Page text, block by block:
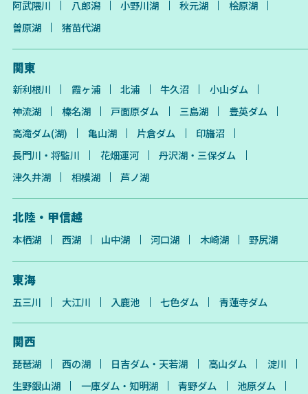
阿武隈川 八郎潟 小野川湖 秋元湖
桧原湖
曽原湖
猪苗代湖
関東
新利根川 霞ヶ浦 北浦 牛久沼
小山ダム
神流湖
榛名湖 戸面原ダム 三島湖
豊英ダム
高滝ダム(湖)
亀山湖 片倉ダム
印旛沼
長門川・将監川
花畑運河
丹沢湖・三保ダム
津久井湖
相模湖 芦ノ湖
北陸・甲信越
本栖湖 西湖 山中湖 河口湖 木崎湖 野尻湖
東海
五三川 大江川 入鹿池 七色ダム 青蓮寺ダム
関西
琵琶湖 西の湖 日吉ダム・天若湖 高山ダム
淀川
生野銀山湖
一庫ダム・知明湖 青野ダム
池原ダム